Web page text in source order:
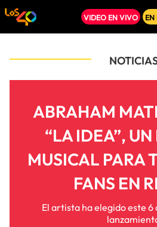
VIDEO EN VIVO EN
ABRAHAM
“LA IDEA”,
MUSICAL PARA
FANS EN
El artista ha elegido este 6